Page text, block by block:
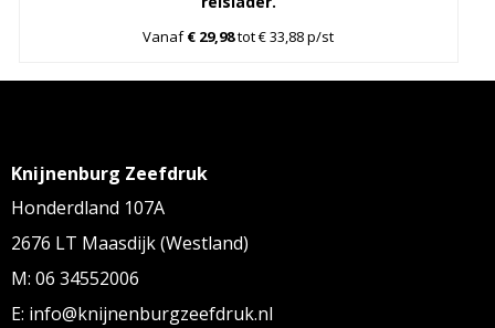
Vanaf€ 29,98tot € 33,88 p/st
Knijnenburg Zeefdruk
Honderdland 107A
2676 LT Maasdijk (Westland)
M: 06 34552006
E: info@knijnenburgzeefdruk.nl